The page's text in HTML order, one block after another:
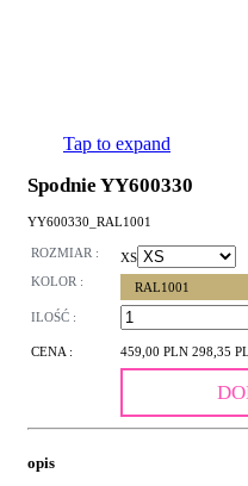
Tap to expand
Spodnie YY600330
YY600330_RAL1001
ROZMIAR : XS
KOLOR :
RAL1001
ILOŚĆ :
CENA : 459,00 PLN 298,35
opis